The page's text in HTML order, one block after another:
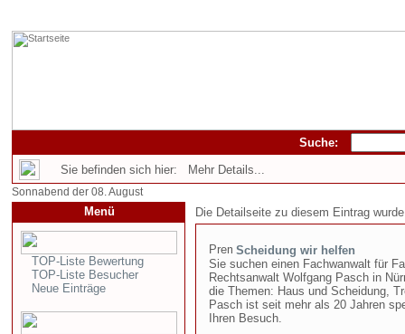
Suche:
Sie befinden sich hier: Mehr Details...
Sonnabend der 08. August
Menü
TOP-Liste Bewertung
TOP-Liste Besucher
Neue Einträge
Die Detailseite zu diesem Eintrag
Scheidung wir helfen
Sie suchen einen Fachwanwalt für
Rechtsanwalt Wolfgang Pasch in
die Themen: Haus und Scheidung,
Pasch ist seit mehr als 20 Jahren
Ihren Besuch.